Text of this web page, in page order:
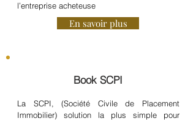
l’entreprise acheteuse
En savoir plus
Book SCPI
La SCPI, (Société Civile de Placement
Immobilier) solution la plus simple pour